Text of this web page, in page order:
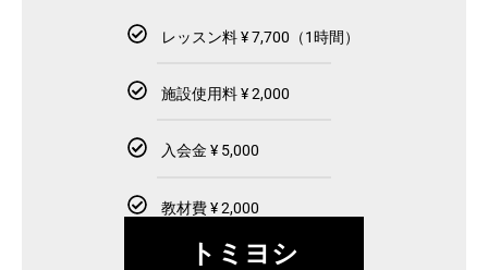
レッスン料 ¥ 7,700（1時間）
施設使用料 ¥ 2,000
入会金 ¥ 5,000
教材費 ¥ 2,000
トミヨシ